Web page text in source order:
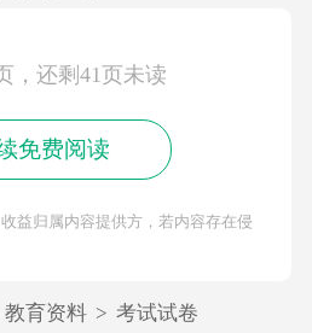
，还剩41页未读
免费阅读
益归属内容提供方，若内容存在侵
教育资料 > 考试试卷